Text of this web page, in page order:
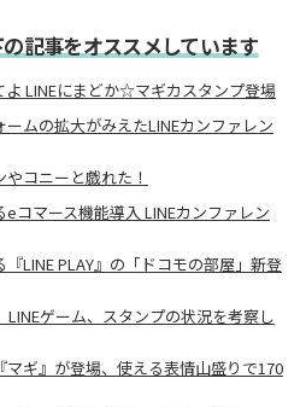
記事をオススメしています
LINEにまどか☆マギカスタンプ登場
ムの拡大がみえたLINEカンファレン
コニーと戯れた！
コマース機能導入 LINEカンファレン
LINE PLAY』の「ドコモの部屋」新登
ゲーム、スタンプの状況を考察し
ギ』が登場、使える表情山盛りで170